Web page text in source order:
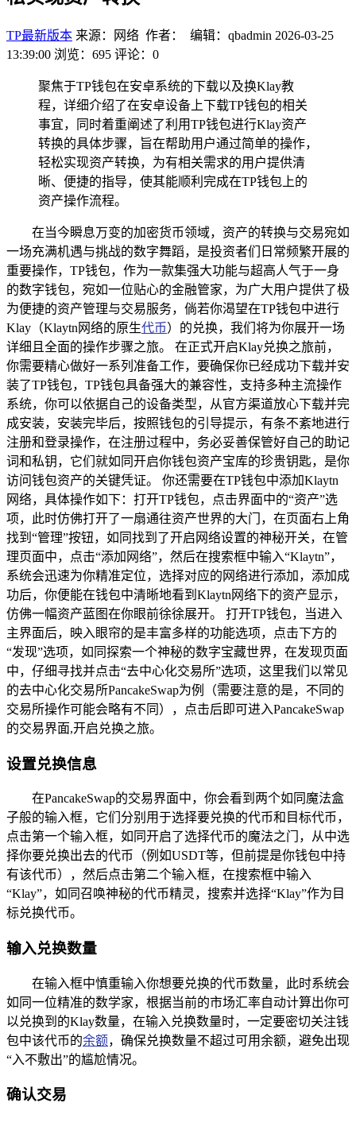
TP最新版本 来源：网络 作者： 编辑：qbadmin 2026-03-25
13:39:00 浏览：695 评论：0
聚焦于TP钱包在安卓系统的下载以及换Klay教
程，详细介绍了在安卓设备上下载TP钱包的相关
事宜，同时着重阐述了利用TP钱包进行Klay资产
转换的具体步骤，旨在帮助用户通过简单的操作，
轻松实现资产转换，为有相关需求的用户提供清
晰、便捷的指导，使其能顺利完成在TP钱包上的
资产操作流程。
在当今瞬息万变的加密货币领域，资产的转换与交易宛如
一场充满机遇与挑战的数字舞蹈，是投资者们日常频繁开展的
重要操作，TP钱包，作为一款集强大功能与超高人气于一身
的数字钱包，宛如一位贴心的金融管家，为广大用户提供了极
为便捷的资产管理与交易服务，倘若你渴望在TP钱包中进行
Klay（Klaytn网络的原生代币）的兑换，我们将为你展开一场
详细且全面的操作步骤之旅。 在正式开启Klay兑换之旅前，
你需要精心做好一系列准备工作，要确保你已经成功下载并安
装了TP钱包，TP钱包具备强大的兼容性，支持多种主流操作
系统，你可以依据自己的设备类型，从官方渠道放心下载并完
成安装，安装完毕后，按照钱包的引导提示，有条不紊地进行
注册和登录操作，在注册过程中，务必妥善保管好自己的助记
词和私钥，它们就如同开启你钱包资产宝库的珍贵钥匙，是你
访问钱包资产的关键凭证。 你还需要在TP钱包中添加Klaytn
网络，具体操作如下：打开TP钱包，点击界面中的“资产”选
项，此时仿佛打开了一扇通往资产世界的大门，在页面右上角
找到“管理”按钮，如同找到了开启网络设置的神秘开关，在管
理页面中，点击“添加网络”，然后在搜索框中输入“Klaytn”，
系统会迅速为你精准定位，选择对应的网络进行添加，添加成
功后，你便能在钱包中清晰地看到Klaytn网络下的资产显示，
仿佛一幅资产蓝图在你眼前徐徐展开。 打开TP钱包，当进入
主界面后，映入眼帘的是丰富多样的功能选项，点击下方的
“发现”选项，如同探索一个神秘的数字宝藏世界，在发现页面
中，仔细寻找并点击“去中心化交易所”选项，这里我们以常见
的去中心化交易所PancakeSwap为例（需要注意的是，不同的
交易所操作可能会略有不同），点击后即可进入PancakeSwap
的交易界面,开启兑换之旅。
设置兑换信息
在PancakeSwap的交易界面中，你会看到两个如同魔法盒
子般的输入框，它们分别用于选择要兑换的代币和目标代币，
点击第一个输入框，如同开启了选择代币的魔法之门，从中选
择你要兑换出去的代币（例如USDT等，但前提是你钱包中持
有该代币），然后点击第二个输入框，在搜索框中输入
“Klay”，如同召唤神秘的代币精灵，搜索并选择“Klay”作为目
标兑换代币。
输入兑换数量
在输入框中慎重输入你想要兑换的代币数量，此时系统会
如同一位精准的数学家，根据当前的市场汇率自动计算出你可
以兑换到的Klay数量，在输入兑换数量时，一定要密切关注钱
包中该代币的余额，确保兑换数量不超过可用余额，避免出现
“入不敷出”的尴尬情况。
确认交易